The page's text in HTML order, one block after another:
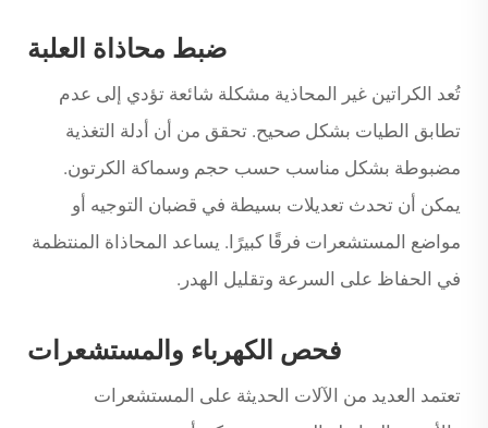
ضبط محاذاة العلبة
تُعد الكراتين غير المحاذية مشكلة شائعة تؤدي إلى عدم
تطابق الطيات بشكل صحيح. تحقق من أن أدلة التغذية
مضبوطة بشكل مناسب حسب حجم وسماكة الكرتون.
يمكن أن تحدث تعديلات بسيطة في قضبان التوجيه أو
مواضع المستشعرات فرقًا كبيرًا. يساعد المحاذاة المنتظمة
في الحفاظ على السرعة وتقليل الهدر.
فحص الكهرباء والمستشعرات
تعتمد العديد من الآلات الحديثة على المستشعرات